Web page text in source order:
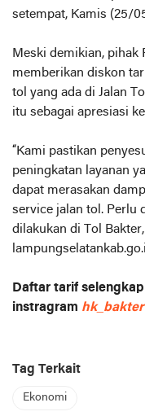
setempat, Kamis (25/
Meski demikian, pihak
memberikan diskon
tol yang ada di Jalan
itu sebagai apresiasi
“Kami pastikan
peningkatan layanan
dapat merasakan
service jalan tol. Perlu
dilakukan di Tol
Daftar tarif
instragram hk_bakter
Tag Terkait
Ekonomi